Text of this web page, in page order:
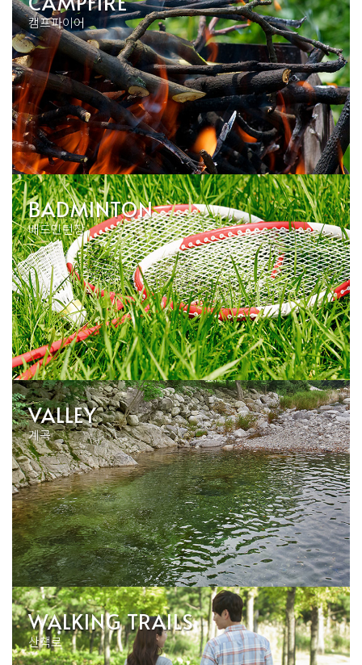
캠프파이어
BADMINTON
배드민턴장
VALLEY
계곡
WALKING TRAILS
산책로